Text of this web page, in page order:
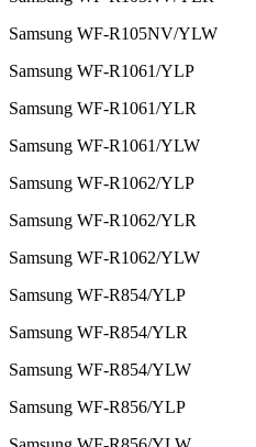
Samsung WF-R105NV/YLW
Samsung WF-R1061/YLP
Samsung WF-R1061/YLR
Samsung WF-R1061/YLW
Samsung WF-R1062/YLP
Samsung WF-R1062/YLR
Samsung WF-R1062/YLW
Samsung WF-R854/YLP
Samsung WF-R854/YLR
Samsung WF-R854/YLW
Samsung WF-R856/YLP